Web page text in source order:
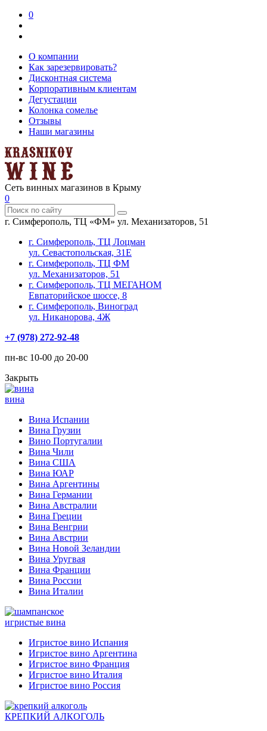
0
О компании
Как зарезервировать?
Дисконтная система
Корпоративным клиентам
Дегустации
Колонка сомелье
Отзывы
Наши магазины
Сеть винных магазинов в Крыму
0
г. Симферополь, ТЦ «ФМ» ул. Механизаторов, 51
г. Симферополь, ТЦ Лоцман
ул. Севастопольская, 31Е
г. Симферополь, ТЦ ФМ
ул. Механизаторов, 51
г. Симферополь, ТЦ МЕГАНОМ
Евпаторийское шоссе, 8
г. Симферополь, Виноград
ул. Никанорова, 4Ж
+7 (978) 272-92-48
пн-вс 10-00 до 20-00
Закрыть
вина
Вина Испании
Вина Грузии
Вино Португалии
Вина Чили
Вина США
Вина ЮАР
Вина Аргентины
Вина Германии
Вина Австралии
Вина Греции
Вина Венгрии
Вина Австрии
Вина Новой Зеландии
Вина Уругвая
Вина Франции
Вина России
Вина Италии
игристые вина
Игристое вино Испания
Игристое вино Аргентина
Игристое вино Франция
Игристое вино Италия
Игристое вино Россия
КРЕПКИЙ АЛКОГОЛЬ